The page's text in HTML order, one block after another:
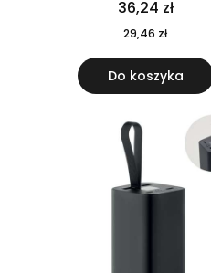
36,24 zł
29,46 zł
Do koszyka